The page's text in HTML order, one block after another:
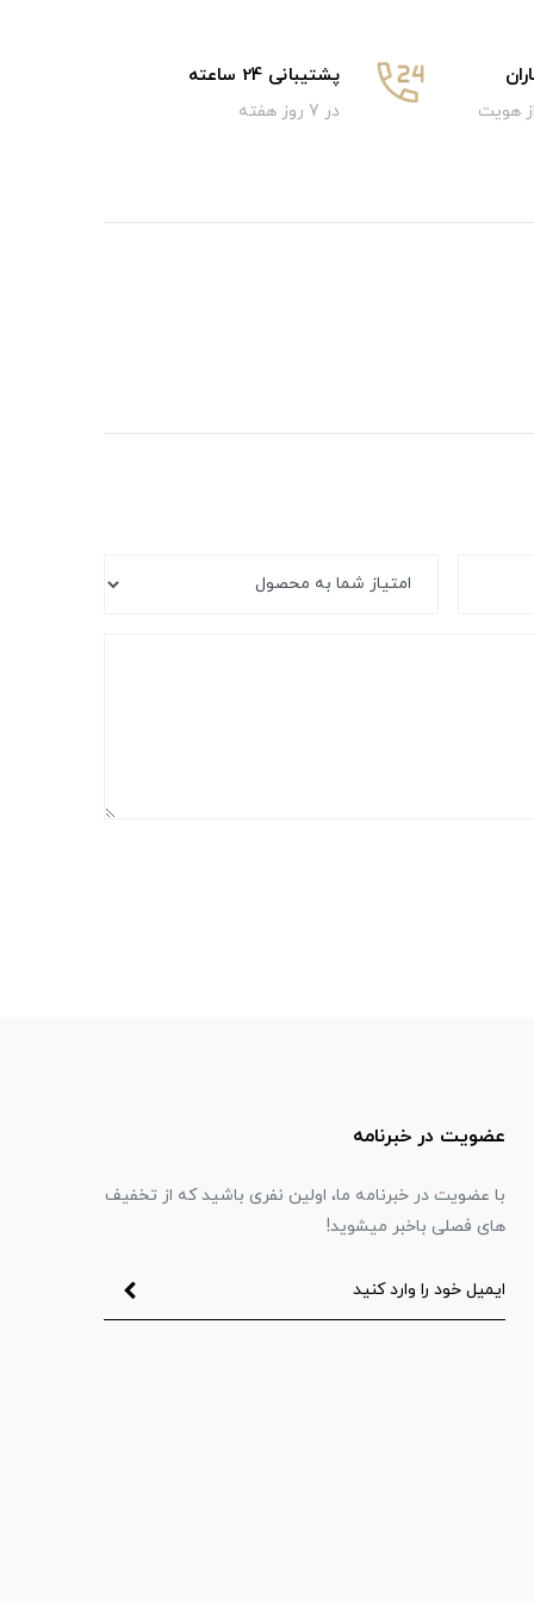
هویت
پشتیبانی 24 ساعته
در 7 روز هفته
عضویت در خبرنامه
با عضویت در خبرنامه ما، اولین نفری باشید که از تخفیف
های فصلی باخبر میشوید!